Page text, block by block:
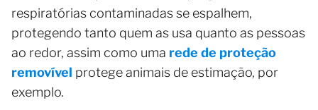
respiratórias contaminadas se espalhem,
protegendo tanto quem as usa quanto as pessoas
ao redor, assim como uma rede de proteção
removível protege animais de estimação, por
exemplo.